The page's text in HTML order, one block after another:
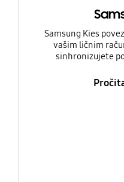
Samsung Kies
vašim ličnim
sinhronizujete